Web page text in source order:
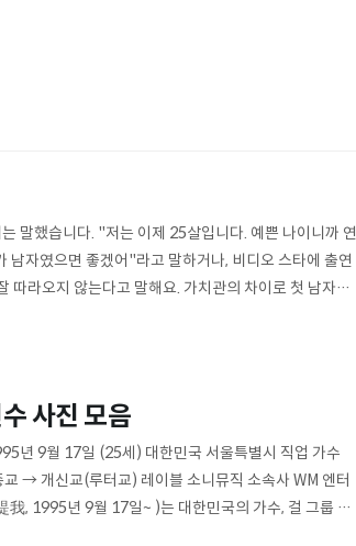
말했습니다. "저는 이제 25살입니다. 예쁜 나이니까 연
자였으면 좋겠어"라고 말하거나, 비디오 스타에 출연
따라오지 않는다고 말해요. 가치관의 차이로 첫 남자친
기회가 여러 번 있었지만, 그럴 때마다 일이 일어나고
요." 결..
사진 모음
년 9월 17일 (25세) 대한민국 서울특별시 직업 가수
→ 개신교(루터교) 레이블 소니뮤직 소속사 WM 엔터
, 1995년 9월 17일~ )는 대한민국의 가수, 걸 그룹 오
났다. 초등학교 시절에는 육상 선수로 활약하기도 했